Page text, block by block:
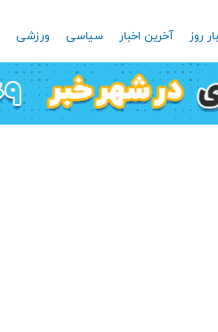
روز آخرین اخبار سیاسی ورزشی